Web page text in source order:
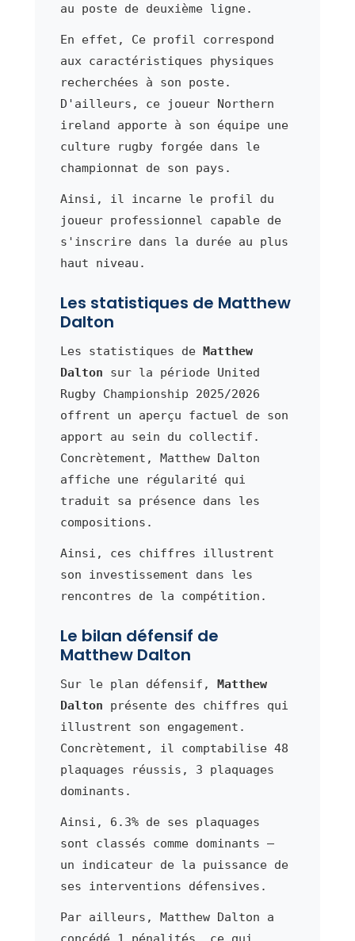
au poste de deuxième ligne.
En effet, Ce profil correspond
aux caractéristiques physiques
recherchées à son poste.
D'ailleurs, ce joueur Northern
ireland apporte à son équipe une
culture rugby forgée dans le
championnat de son pays.
Ainsi, il incarne le profil du
joueur professionnel capable de
s'inscrire dans la durée au plus
haut niveau.
Les statistiques de Matthew
Dalton
Les statistiques de Matthew
Dalton sur la période United
Rugby Championship 2025/2026
offrent un aperçu factuel de son
apport au sein du collectif.
Concrètement, Matthew Dalton
affiche une régularité qui
traduit sa présence dans les
compositions.
Ainsi, ces chiffres illustrent
son investissement dans les
rencontres de la compétition.
Le bilan défensif de
Matthew Dalton
Sur le plan défensif, Matthew
Dalton présente des chiffres qui
illustrent son engagement.
Concrètement, il comptabilise 48
plaquages réussis, 3 plaquages
dominants.
Ainsi, 6.3% de ses plaquages
sont classés comme dominants —
un indicateur de la puissance de
ses interventions défensives.
Par ailleurs, Matthew Dalton a